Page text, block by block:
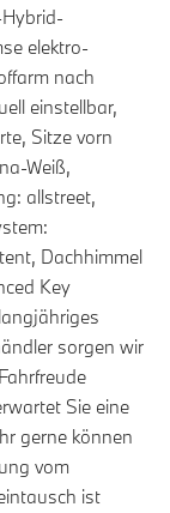
elektro-
nach
einstellbar,
Sitze vorn
Weiß,
allstreet,
Dachhimmel
Key
sorgen wir
Sie eine
gerne können
vom
ist